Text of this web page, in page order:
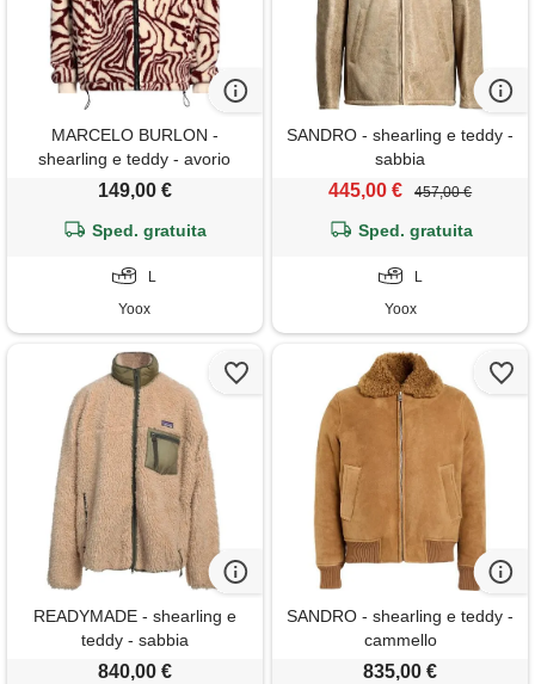
MARCELO BURLON -
shearling e teddy - avorio
149,00 €
Sped. gratuita
L
Yoox
SANDRO - shearling e teddy -
sabbia
445,00 € 457,00 €
Sped. gratuita
L
Yoox
READYMADE - shearling e
teddy - sabbia
840,00 €
SANDRO - shearling e teddy -
cammello
835,00 €